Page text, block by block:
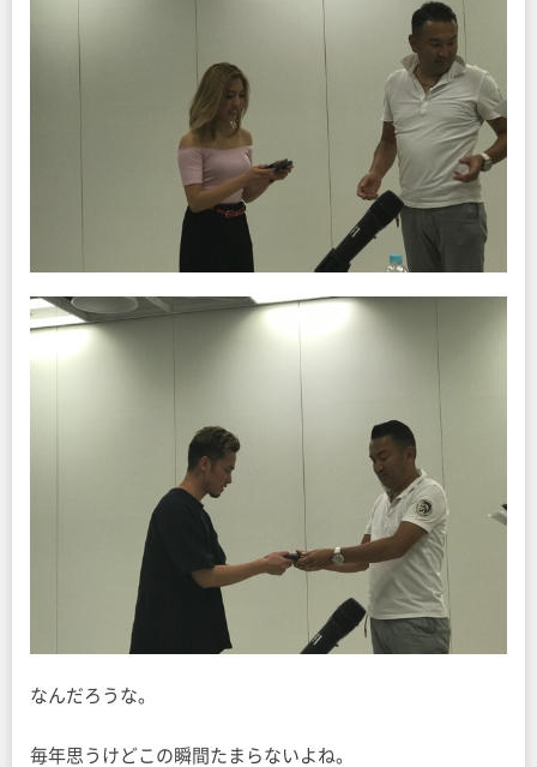
なんだろうな。
毎年思うけどこの瞬間たまらないよね。